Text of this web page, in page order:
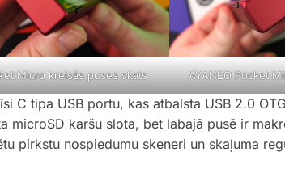
Micro kreisās puses skats AYANEO Pocket
C tipa USB portu, kas atbalsta USB 2.0
microSD karšu slota, bet labajā pusē ir
pirkstu nospiedumu skeneri un skaļuma